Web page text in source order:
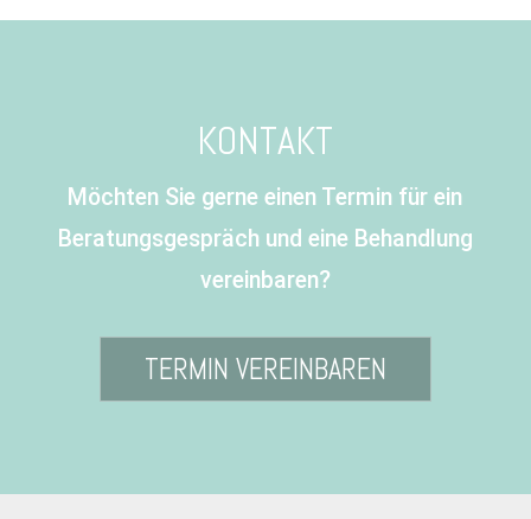
KONTAKT
Möchten Sie gerne einen Termin für ein
Beratungsgespräch und eine Behandlung
vereinbaren?
TERMIN VEREINBAREN